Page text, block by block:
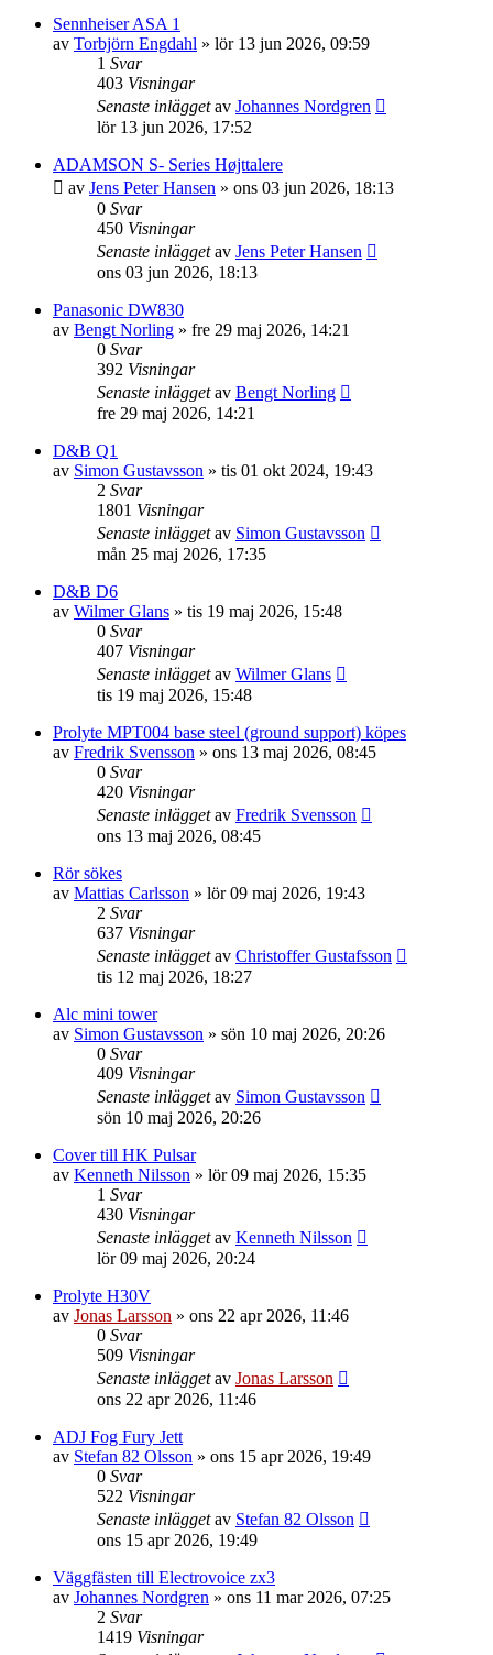
Sennheiser ASA 1
av Torbjörn Engdahl » lör 13 jun 2026, 09:59
1 Svar
403 Visningar
Senaste inläggetav Johannes Nordgren
lör 13 jun 2026, 17:52
ADAMSON S- Series Højttalere
av Jens Peter Hansen » ons 03 jun 2026, 18:13
0 Svar
450 Visningar
Senaste inläggetav Jens Peter Hansen
ons 03 jun 2026, 18:13
Panasonic DW830
av Bengt Norling » fre 29 maj 2026, 14:21
0 Svar
392 Visningar
Senaste inläggetav Bengt Norling
fre 29 maj 2026, 14:21
D&B Q1
av Simon Gustavsson » tis 01 okt 2024, 19:43
2 Svar
1801 Visningar
Senaste inläggetav Simon Gustavsson
mån 25 maj 2026, 17:35
D&B D6
av Wilmer Glans » tis 19 maj 2026, 15:48
0 Svar
407 Visningar
Senaste inläggetav Wilmer Glans
tis 19 maj 2026, 15:48
Prolyte MPT004 base steel (ground support) köpes
av Fredrik Svensson » ons 13 maj 2026, 08:45
0 Svar
420 Visningar
Senaste inläggetav Fredrik Svensson
ons 13 maj 2026, 08:45
Rör sökes
av Mattias Carlsson » lör 09 maj 2026, 19:43
2 Svar
637 Visningar
Senaste inläggetav Christoffer Gustafsson
tis 12 maj 2026, 18:27
Alc mini tower
av Simon Gustavsson » sön 10 maj 2026, 20:26
0 Svar
409 Visningar
Senaste inläggetav Simon Gustavsson
sön 10 maj 2026, 20:26
Cover till HK Pulsar
av Kenneth Nilsson » lör 09 maj 2026, 15:35
1 Svar
430 Visningar
Senaste inläggetav Kenneth Nilsson
lör 09 maj 2026, 20:24
Prolyte H30V
av Jonas Larsson » ons 22 apr 2026, 11:46
0 Svar
509 Visningar
Senaste inläggetav Jonas Larsson
ons 22 apr 2026, 11:46
ADJ Fog Fury Jett
av Stefan 82 Olsson » ons 15 apr 2026, 19:49
0 Svar
522 Visningar
Senaste inläggetav Stefan 82 Olsson
ons 15 apr 2026, 19:49
Väggfästen till Electrovoice zx3
av Johannes Nordgren » ons 11 mar 2026, 07:25
2 Svar
1419 Visningar